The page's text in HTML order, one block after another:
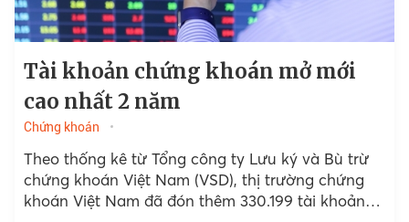
Tài khoản chứng khoán mở mới
cao nhất 2 năm
Chứng khoán
Theo thống kê từ Tổng công ty Lưu ký và Bù trừ
chứng khoán Việt Nam (VSD), thị trường chứng
khoán Việt Nam đã đón thêm 330.199 tài khoản